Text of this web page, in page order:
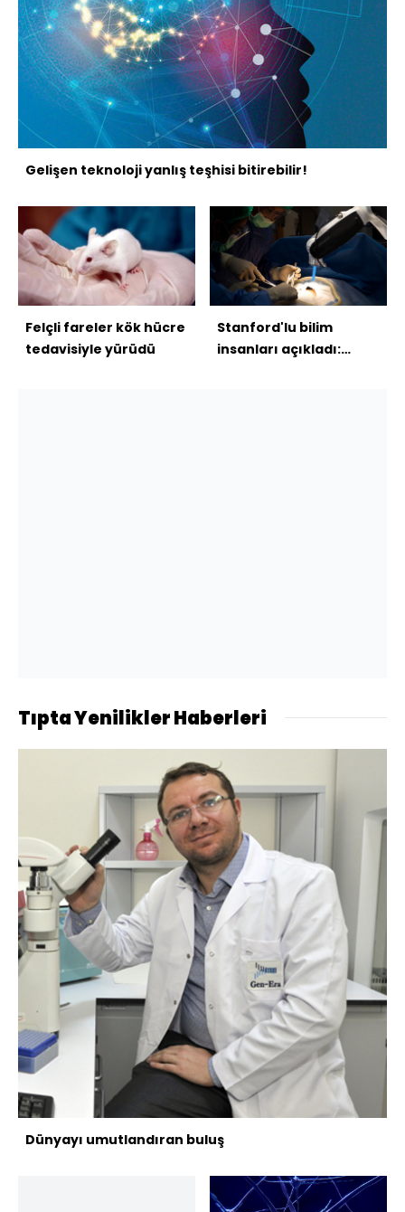
Gelişen teknoloji yanlış teşhisi bitirebilir!
Felçli fareler kök hücre
tedavisiyle yürüdü
Stanford'lu bilim
insanları açıkladı:
Tıpta Yenilikler Haberleri
Dünyayı umutlandıran buluş